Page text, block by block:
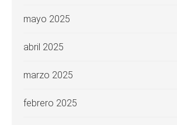
mayo 2025
abril 2025
marzo 2025
febrero 2025